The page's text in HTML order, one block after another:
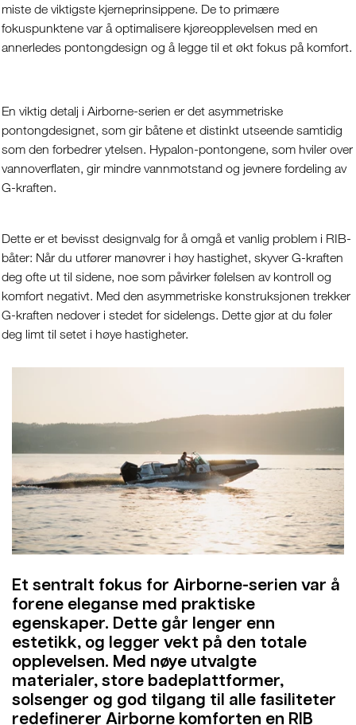
miste de viktigste kjerneprinsippene. De to primære
fokuspunktene var å optimalisere kjøreopplevelsen med en
annerledes pontongdesign og å legge til et økt fokus på komfort.
En viktig detalj i Airborne-serien er det asymmetriske
pontongdesignet, som gir båtene et distinkt utseende samtidig
som den forbedrer ytelsen. Hypalon-pontongene, som hviler over
vannoverflaten, gir mindre vannmotstand og jevnere fordeling av
G-kraften.
Dette er et bevisst designvalg for å omgå et vanlig problem i RIB-
båter: Når du utfører manøvrer i høy hastighet, skyver G-kraften
deg ofte ut til sidene, noe som påvirker følelsen av kontroll og
komfort negativt. Med den asymmetriske konstruksjonen trekker
G-kraften nedover i stedet for sidelengs. Dette gjør at du føler
deg limt til setet i høye hastigheter.
Et sentralt fokus for Airborne-serien var å
forene eleganse med praktiske
egenskaper. Dette går lenger enn
estetikk, og legger vekt på den totale
opplevelsen. Med nøye utvalgte
materialer, store badeplattformer,
solsenger og god tilgang til alle fasiliteter
redefinerer Airborne komforten en RIB